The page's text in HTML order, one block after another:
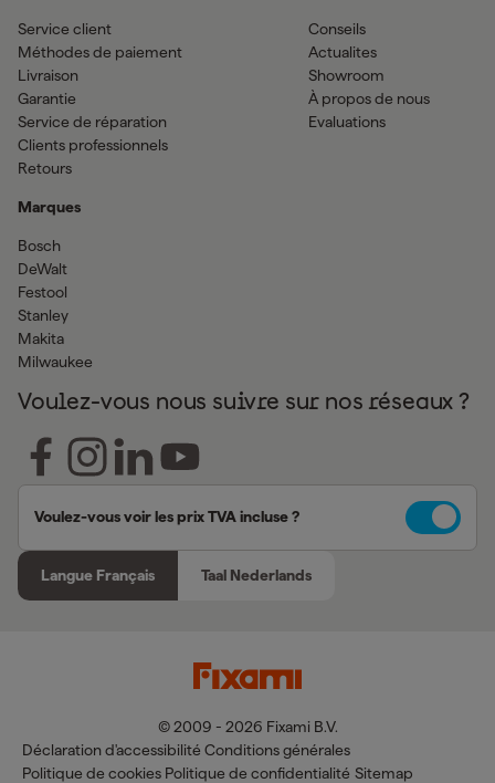
Service client
Méthodes de paiement
Livraison
Garantie
Service de réparation
Clients professionnels
Retours
Marques
Bosch
DeWalt
Festool
Stanley
Makita
Milwaukee
Conseils
Actualites
Showroom
À propos de nous
Evaluations
Voulez-vous nous suivre sur nos réseaux ?
Voulez-vous voir les prix TVA incluse ?
Langue Français Taal Nederlands
© 2009 - 2026 Fixami B.V.
Déclaration d'accessibilité Conditions générales
Politique de cookies Politique de confidentialité Sitemap